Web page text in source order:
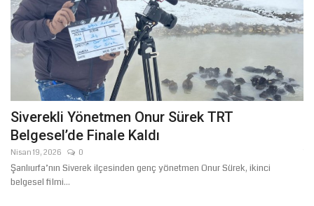
Siverekli Yönetmen Onur Sürek TRT
Belgesel’de Finale Kaldı
Nisan 19, 2026 0
Şanlıurfa’nın Siverek ilçesinden genç yönetmen Onur Sürek, ikinci
belgesel filmi...